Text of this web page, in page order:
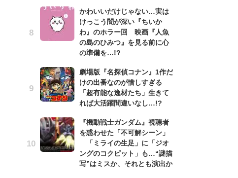
かわいいだけじゃない…実は
けっこう闇が深い『ちいか
わ』のホラー回 映画『人魚
の島のひみつ』を見る前に心
の準備を…!?
劇場版『名探偵コナン』1作だ
けの出番なのが惜しすぎる
「超有能な逸材たち」生きて
れば大活躍間違いなし…!?
『機動戦士ガンダム』視聴者
を惑わせた「不可解シーン」
「ミライの生足」に「ジオ
ングのコクピット」も…“謎描
写”はミスか、それとも演出か